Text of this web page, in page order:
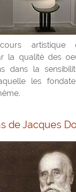
la qualité des
dans la
les
de Jacques